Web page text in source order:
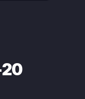
Руслан Ильдарович